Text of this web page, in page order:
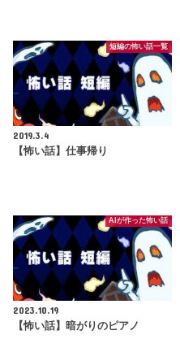
短編の怖い話一覧
2019.3.4
【怖い話】仕事帰り
AIが作った怖い話
2023.10.19
【怖い話】暗がりのピアノ